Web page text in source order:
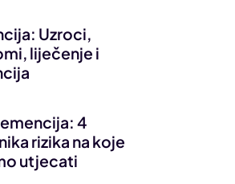
Uzroci,
liječenje i
4
rizika na koje
utjecati